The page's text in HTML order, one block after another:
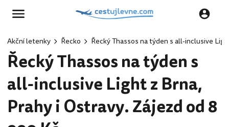
Akční letenky Řecko Řecký Thassos na týden s all-inclusive
Řecký Thassos na týden s
all-inclusive Light z Brna,
Prahy i Ostravy. Zájezd od 8